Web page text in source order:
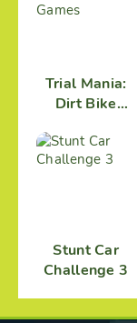
Trial Mania:
Dirt Bike
Stunt Car
Challenge 3